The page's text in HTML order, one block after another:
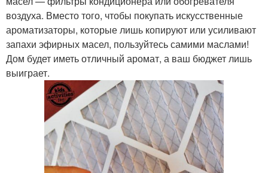
воздуха. Вместо того, чтобы покупать искусственные
ароматизаторы, которые лишь копируют или усиливают
запахи эфирных масел, пользуйтесь самими маслами!
Дом будет иметь отличный аромат, а ваш бюджет лишь
выиграет.